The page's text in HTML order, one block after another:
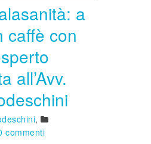
a
caffè con
all’Avv.
,
commenti